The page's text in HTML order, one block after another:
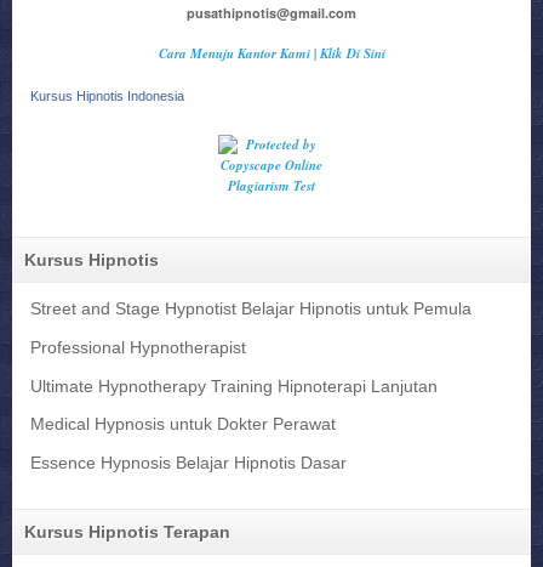
pusathipnotis@gmail.com
Cara Menuju Kantor Kami | Klik Di Sini
Kursus Hipnotis Indonesia
Kursus Hipnotis
Street and Stage Hypnotist Belajar Hipnotis untuk Pemula
Professional Hypnotherapist
Ultimate Hypnotherapy Training Hipnoterapi Lanjutan
Medical Hypnosis untuk Dokter Perawat
Essence Hypnosis Belajar Hipnotis Dasar
Kursus Hipnotis Terapan